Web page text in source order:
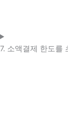
7. 소액결제 한도를